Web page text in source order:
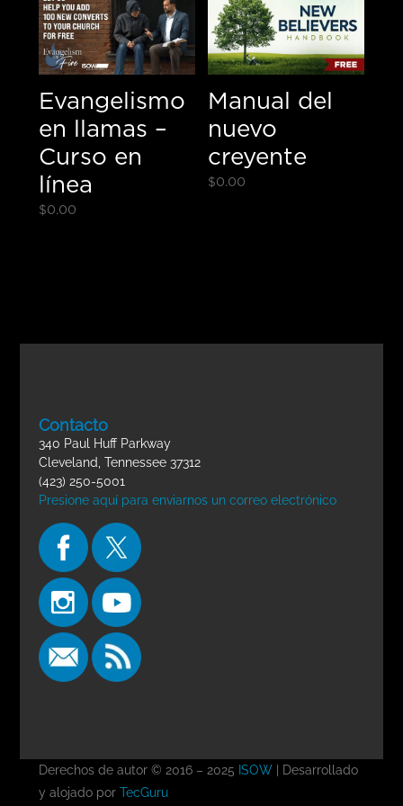
Evangelismo
en llamas –
Curso en
línea
$0.00
Manual del
nuevo
creyente
$0.00
Contacto
340 Paul Huff Parkway
Cleveland, Tennessee 37312
(423) 250-5001
Presione aquí para enviarnos un correo electrónico
Derechos de autor © 2016 – 2025 ISOW| Desarrollado
y alojado por TecGuru